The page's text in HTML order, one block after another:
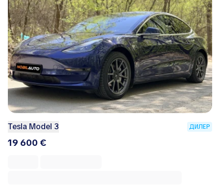
Tesla Model 3 ДИЛЕР
19 600 €